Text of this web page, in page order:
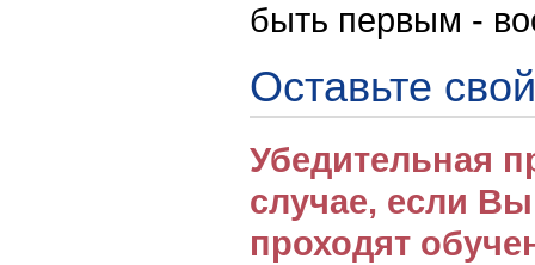
быть первым -
Оставьте
Убедительная
случае, если
проходят